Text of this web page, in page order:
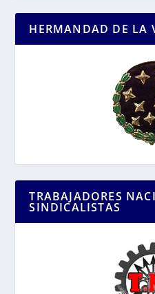
HERMANDAD DE LA
TRABAJADORES
SINDICALISTAS